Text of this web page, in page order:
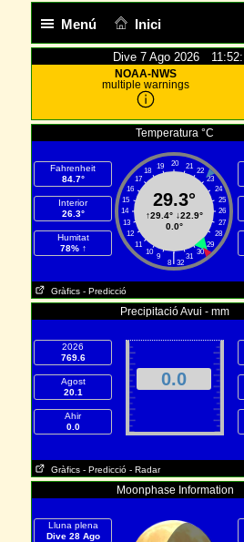
Menú Inici
Dive 7 Ago 2026
NOAA-NWS
multiple warnings
Temperatura °C
Fahrenheit
84.7°
Interior
26.3°
Humitat
78% ↑
20
19 21
18
22
17
23
16
24
15
25
14
26
13
27
12
28
11
29
10
30
9 31
8 32
|
29.3°
↑29.4°↓22.9°
0.0°
Gràfics - Predicció
Precipitació Avui - mm
2026
769.6
Agost
20.1
Ahir
0.0
0.0
Gràfics - Predicció - Radar
Moonphase Information
Lluna plena
Dive 28 Ago